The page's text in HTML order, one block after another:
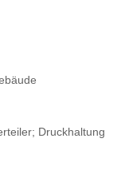
Druckhaltung